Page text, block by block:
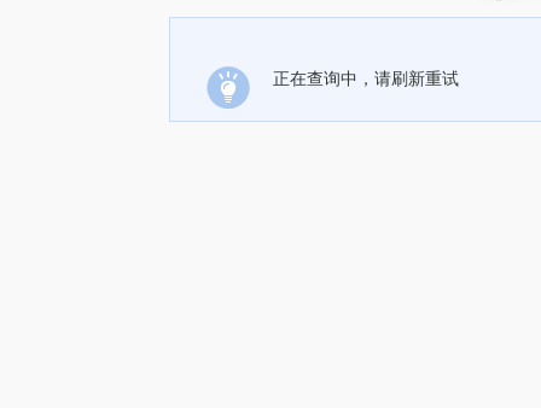
正在查询中，请刷新重试